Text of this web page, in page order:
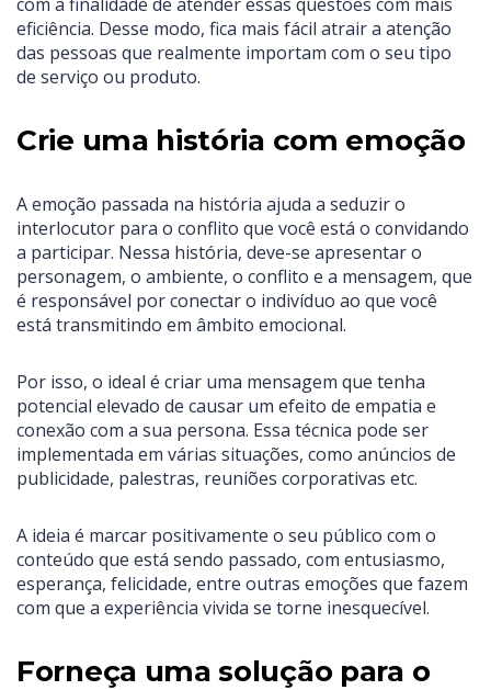
eficiência. Desse modo, fica mais fácil atrair a atenção
das pessoas que realmente importam com o seu tipo
de serviço ou produto.
Crie uma história com emoção
A emoção passada na história ajuda a seduzir o
interlocutor para o conflito que você está o convidando
a participar. Nessa história, deve-se apresentar o
personagem, o ambiente, o conflito e a mensagem, que
é responsável por conectar o indivíduo ao que você
está transmitindo em âmbito emocional.
Por isso, o ideal é criar uma mensagem que tenha
potencial elevado de causar um efeito de empatia e
conexão com a sua persona. Essa técnica pode ser
implementada em várias situações, como anúncios de
publicidade, palestras, reuniões corporativas etc.
A ideia é marcar positivamente o seu público com o
conteúdo que está sendo passado, com entusiasmo,
esperança, felicidade, entre outras emoções que fazem
com que a experiência vivida se torne inesquecível.
Forneça uma solução para o